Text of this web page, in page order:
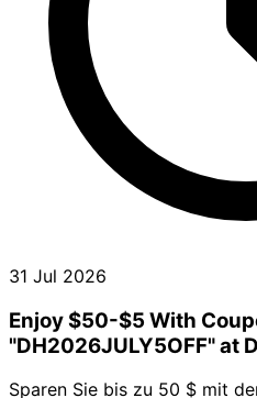
31 Jul 2026
Enjoy $50-$5 With
"DH2026JULY5OFF" at
Sparen Sie bis zu 50 $ mit